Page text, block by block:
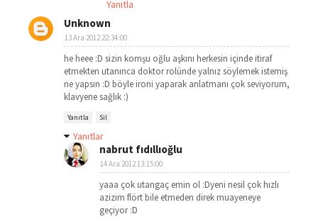
Yanıtla
Unknown
13 Ara 2012 22:34:00
he heee :D sizin komşu oğlu aşkını herkesin içinde itiraf
etmekten utanınca doktor rolünde yalnız söylemek istemiş
ne yapsın :D böyle ironi yaparak anlatmanı çok seviyorum,
klavyene sağlık :)
Yanıtla Sil
Yanıtlar
nabrut fıdıllıoğlu
14 Ara 2012 13:15:00
yaaa çok utangaç emin ol :Dyeni nesil çok hızlı
azizim flört bile etmeden direk muayeneye
geçiyor :D